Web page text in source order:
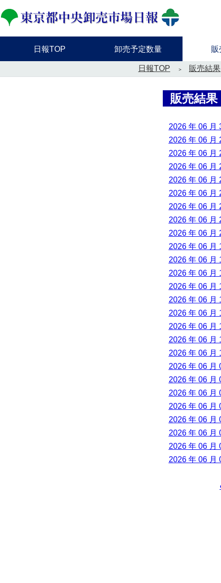
日報TOP 卸売予定数量 販
日報TOP 販売結果
販売結
2026 年 06 月
2026 年 06 月
2026 年 06 月
2026 年 06 月
2026 年 06 月
2026 年 06 月
2026 年 06 月
2026 年 06 月
2026 年 06 月
2026 年 06 月
2026 年 06 月
2026 年 06 月
2026 年 06 月
2026 年 06 月
2026 年 06 月
2026 年 06 月
2026 年 06 月
2026 年 06 月
2026 年 06 月
2026 年 06 月
2026 年 06 月
2026 年 06 月
2026 年 06 月
2026 年 06 月
2026 年 06 月
2026 年 06 月